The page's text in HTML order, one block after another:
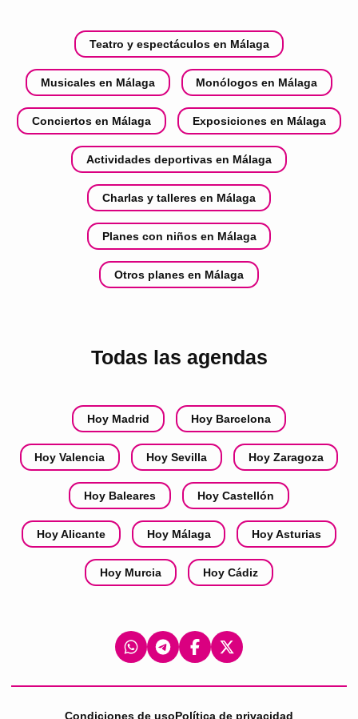
Teatro y espectáculos en Málaga
Musicales en Málaga Monólogos en Málaga
Conciertos en Málaga Exposiciones en Málaga
Actividades deportivas en Málaga
Charlas y talleres en Málaga
Planes con niños en Málaga
Otros planes en Málaga
Todas las agendas
Hoy Madrid Hoy Barcelona
Hoy Valencia Hoy Sevilla Hoy Zaragoza
Hoy Baleares Hoy Castellón
Hoy Alicante Hoy Málaga Hoy Asturias
Hoy Murcia Hoy Cádiz
Condiciones de usoPolítica de privacidad